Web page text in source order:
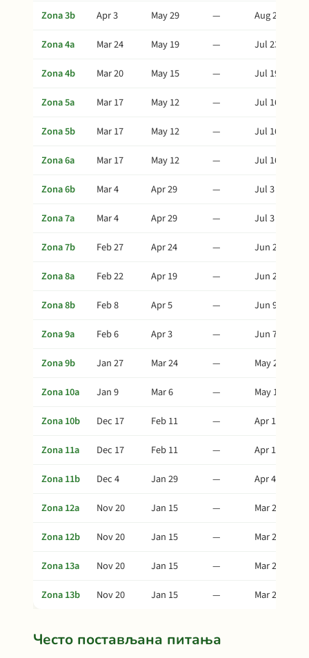
Zona 3b
Apr 3 May 29 —
Aug 2
Zona 4a
Mar 24 May 19 —
Jul 23
Zona 4b
Mar 20 May 15 —
Jul 19
Zona 5a
Mar 17 May 12 —
Jul 16
Zona 5b
Mar 17 May 12 —
Jul 16
Zona 6a
Mar 17 May 12 —
Jul 16
Zona 6b
Mar 4 Apr 29 —
Jul 3
Zona 7a
Mar 4 Apr 29 —
Jul 3
Zona 7b
Feb 27 Apr 24 —
Jun 28
Zona 8a
Feb 22 Apr 19 —
Jun 23
Zona 8b
Feb 8 Apr 5 —
Jun 9
Zona 9a
Feb 6 Apr 3 —
Jun 7
Zona 9b
Jan 27 Mar 24 —
May 28
Zona 10a
Jan 9 Mar 6 —
May 10
Zona 10b
Dec 17 Feb 11 —
Apr 17
Zona 11a
Dec 17 Feb 11 —
Apr 17
Zona 11b
Dec 4 Jan 29 —
Apr 4
Zona 12a
Nov 20 Jan 15 —
Mar 21
Zona 12b
Nov 20 Jan 15 —
Mar 21
Zona 13a
Nov 20 Jan 15 —
Mar 21
Zona 13b
Nov 20 Jan 15 — Mar 21
Често постављана питања